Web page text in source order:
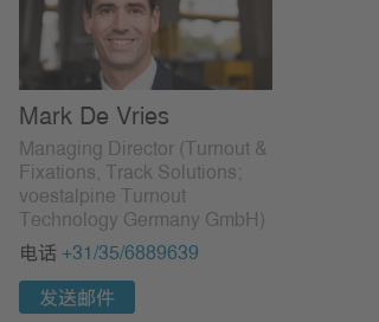
Mark De Vries
Managing Director (Turnout &
Fixations, Track Solutions;
voestalpine Turnout
Technology Germany GmbH)
电话 +31/35/6889639
发送邮件